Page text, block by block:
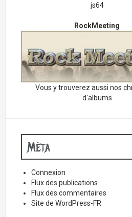
js64
RockMeeting
Vous y trouverez aussi nos
d'albums
Méta
Connexion
Flux des publications
Flux des commentaires
Site de WordPress-FR